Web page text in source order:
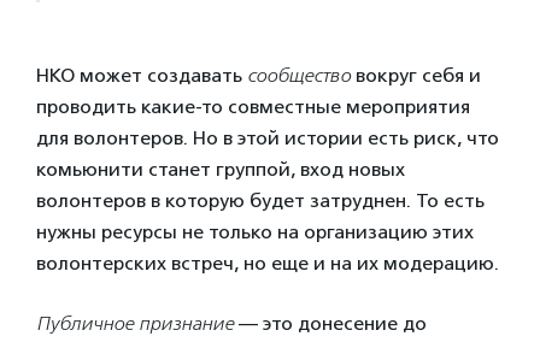
НКО может создавать сообществовокруг себя и
проводить какие-то совместные мероприятия
для волонтеров. Но в этой истории есть риск, что
комьюнити станет группой, вход новых
волонтеров в которую будет затруднен. То есть
нужны ресурсы не только на организацию этих
волонтерских встреч, но еще и на их модерацию.
Публичное признание— это донесение до